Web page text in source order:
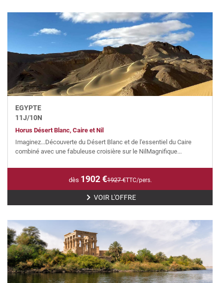
EGYPTE
11J/10N
Horus Désert Blanc, Caire et Nil
Imaginez...Découverte du Désert Blanc et de l'essentiel du Caire
combiné avec une fabuleuse croisière sur le NilMagnifique...
dès 1902€1927€TTC/pers.
VOIR L'OFFRE